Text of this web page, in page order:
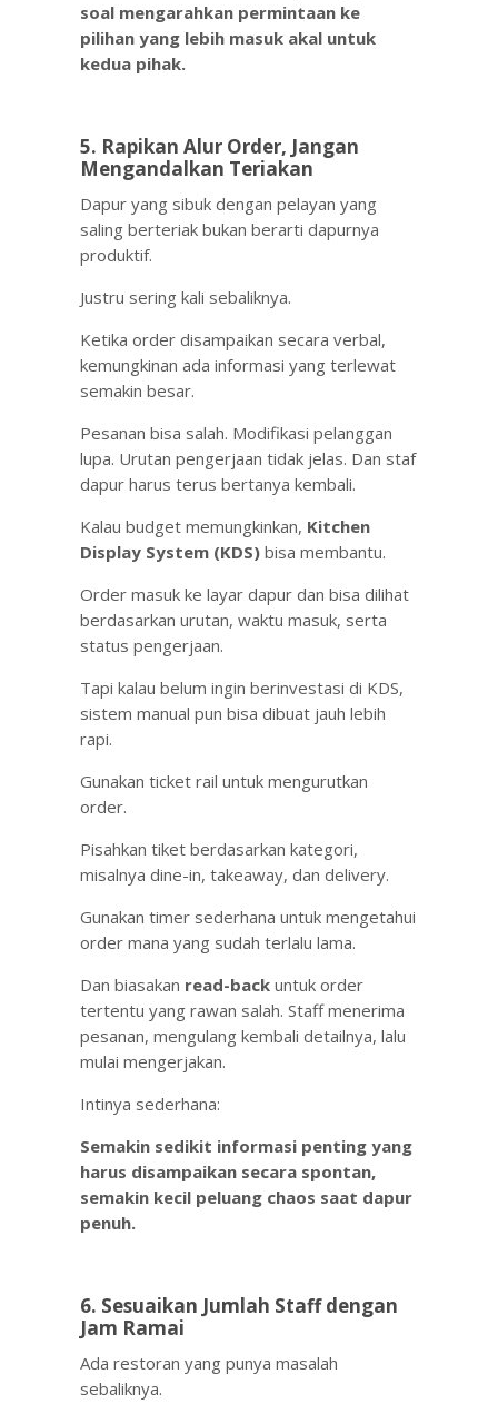
soal mengarahkan permintaan ke
pilihan yang lebih masuk akal untuk
kedua pihak.
5. Rapikan Alur Order, Jangan
Mengandalkan Teriakan
Dapur yang sibuk dengan pelayan yang
saling berteriak bukan berarti dapurnya
produktif.
Justru sering kali sebaliknya.
Ketika order disampaikan secara verbal,
kemungkinan ada informasi yang terlewat
semakin besar.
Pesanan bisa salah. Modifikasi pelanggan
lupa. Urutan pengerjaan tidak jelas. Dan staf
dapur harus terus bertanya kembali.
Kalau budget memungkinkan, Kitchen
Display System (KDS)bisa membantu.
Order masuk ke layar dapur dan bisa dilihat
berdasarkan urutan, waktu masuk, serta
status pengerjaan.
Tapi kalau belum ingin berinvestasi di KDS,
sistem manual pun bisa dibuat jauh lebih
rapi.
Gunakan ticket rail untuk mengurutkan
order.
Pisahkan tiket berdasarkan kategori,
misalnya dine-in, takeaway, dan delivery.
Gunakan timer sederhana untuk mengetahui
order mana yang sudah terlalu lama.
Dan biasakan read-backuntuk order
tertentu yang rawan salah. Staff menerima
pesanan, mengulang kembali detailnya, lalu
mulai mengerjakan.
Intinya sederhana:
Semakin sedikit informasi penting yang
harus disampaikan secara spontan,
semakin kecil peluang chaos saat dapur
penuh.
6. Sesuaikan Jumlah Staff dengan
Jam Ramai
Ada restoran yang punya masalah
sebaliknya.